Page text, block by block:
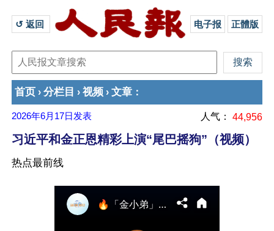
↺ 返回 电子报 正體版
首页 › 分栏目 › 视频 › 文章 ：
2026年6月17日 发表 人气： 44,956
习近平和金正恩精彩上演“尾巴摇狗”（视频）
热点最前线